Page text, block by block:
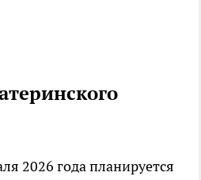
2026 года планируется